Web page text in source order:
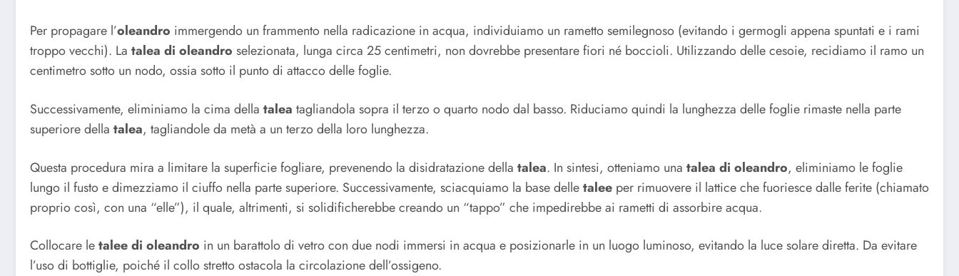
Per propagare l’oleandro immergendo un frammento nella radicazione in acqua, individuiamo un rametto semilegnoso (evitando i germogli appena spuntati e i rami
troppo vecchi). La talea di oleandro selezionata, lunga circa 25 centimetri, non dovrebbe presentare fiori né boccioli. Utilizzando delle cesoie, recidiamo il ramo un
centimetro sotto un nodo, ossia sotto il punto di attacco delle foglie.
Successivamente, eliminiamo la cima della talea tagliandola sopra il terzo o quarto nodo dal basso. Riduciamo quindi la lunghezza delle foglie rimaste nella parte
superiore della talea, tagliandole da metà a un terzo della loro lunghezza.
Questa procedura mira a limitare la superficie fogliare, prevenendo la disidratazione della talea. In sintesi, otteniamo una talea di oleandro, eliminiamo le foglie
lungo il fusto e dimezziamo il ciuffo nella parte superiore. Successivamente, sciacquiamo la base delletalee per rimuovere il lattice che fuoriesce dalle ferite (chiamato
proprio così, con una “elle”), il quale, altrimenti, si solidificherebbe creando un “tappo” che impedirebbe ai rametti di assorbire acqua.
Collocare letalee di oleandro in un barattolo di vetro con due nodi immersi in acqua e posizionarle in un luogo luminoso, evitando la luce solare diretta. Da evitare
l’uso di bottiglie, poiché il collo stretto ostacola la circolazione dell’ossigeno.